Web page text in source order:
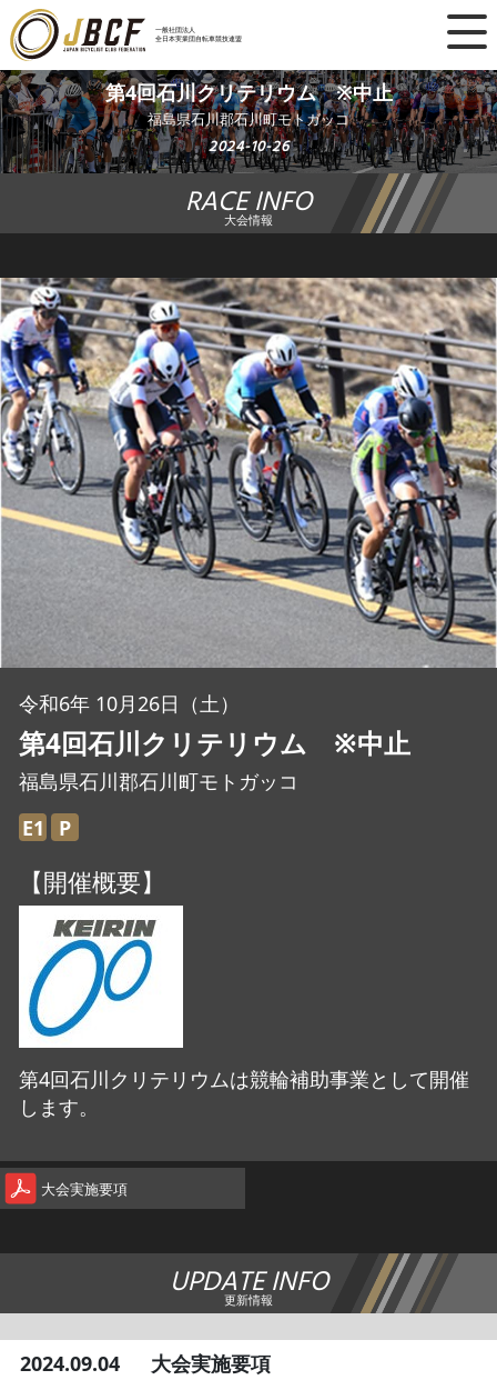
一般社団法人
全日本実業団自転車競技連盟
×
ニュース
レース日程
ランキング
チーム・選手
競技ガイド
加盟・登録
エントリー
JBCF ROAD SERIESとは
第4回石川クリテリウム ※中止
福島県石川郡石川町モトガッコ
2024-10-26
RACE INFO
大会情報
令和6年 10月26日（土）
第4回石川クリテリウム ※中止
福島県石川郡石川町モトガッコ
E1
P
【開催概要】
第4回石川クリテリウムは競輪補助事業として開催
します。
大会実施要項
UPDATE INFO
更新情報
2024.09.04 大会実施要項